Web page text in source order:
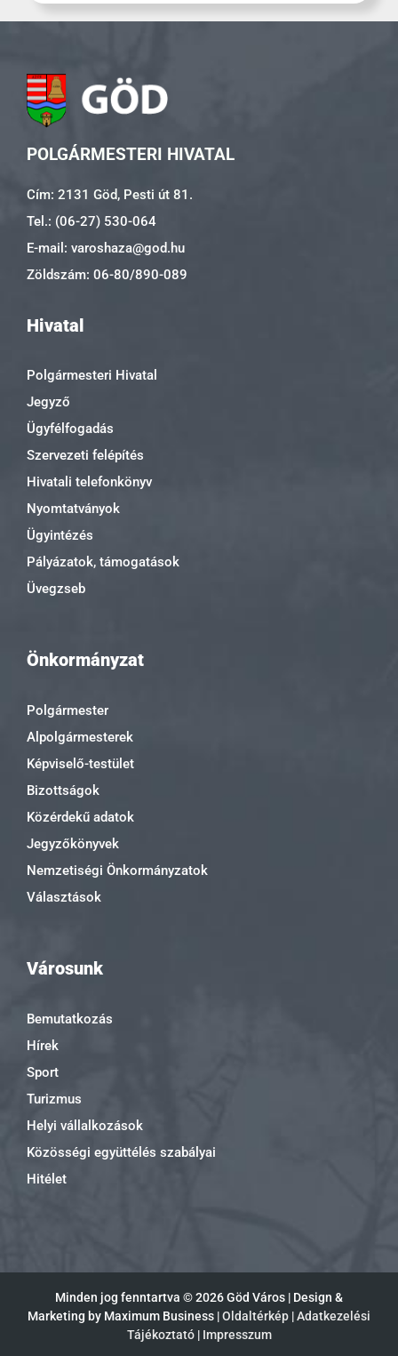
POLGÁRMESTERI HIVATAL
Cím: 2131 Göd, Pesti út 81.
Tel.: (06-27) 530-064
E-mail: varoshaza@god.hu
Zöldszám: 06-80/890-089
Hivatal
Polgármesteri Hivatal
Jegyző
Ügyfélfogadás
Szervezeti felépítés
Hivatali telefonkönyv
Nyomtatványok
Ügyintézés
Pályázatok, támogatások
Üvegzseb
Önkormányzat
Polgármester
Alpolgármesterek
Képviselő-testület
Bizottságok
Közérdekű adatok
Jegyzőkönyvek
Nemzetiségi Önkormányzatok
Választások
Városunk
Bemutatkozás
Hírek
Sport
Turizmus
Helyi vállalkozások
Közösségi együttélés szabályai
Hitélet
Minden jog fenntartva ©2026 Göd Város | Design &
Marketing by Maximum Business |Oldaltérkép |Adatkezelési
Tájékoztató| Impresszum